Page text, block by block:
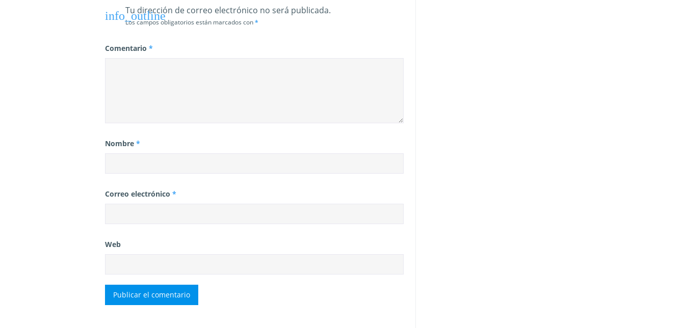
d
s
Tu dirección de correo electrónico no será publicada.
Los campos obligatorios están marcados con*
Comentario *
Nombre *
Correo electrónico *
Web